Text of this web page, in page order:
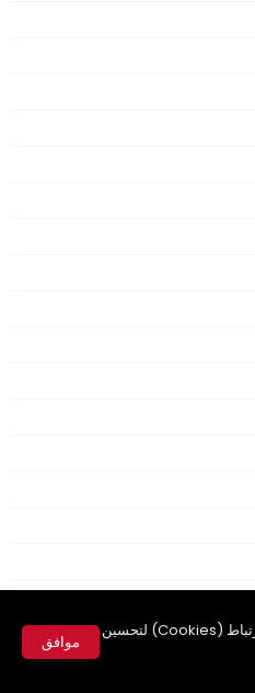
يستخدم هذا الموقع ملفات تعريف الارتباط (Cookies) لتحسين
موافق